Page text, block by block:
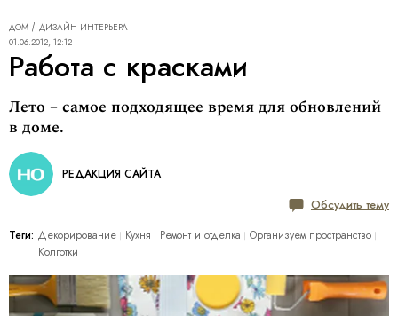
ДОМ
ДИЗАЙН ИНТЕРЬЕРА
01.06.2012, 12:12
Работа с красками
Лето – самое подходящее время для обновлений
в доме.
РЕДАКЦИЯ САЙТА
Обсудить тему
Теги: Декорирование Кухня Ремонт и отделка
Организуем пространство
Колготки